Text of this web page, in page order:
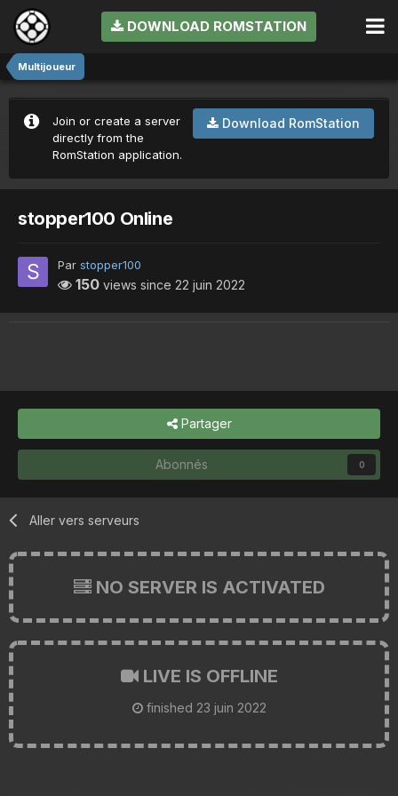
DOWNLOAD ROMSTATION
Multijoueur
Download RomStation
Join or create a server
directly from the
RomStation application.
stopper100 Online
Par stopper100
150 views since 22 juin 2022
Partager
Abonnés 0
Aller vers serveurs
NO SERVER IS ACTIVATED
LIVE IS OFFLINE
finished 23 juin 2022